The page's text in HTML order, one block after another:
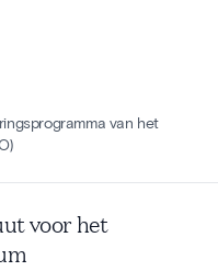
van het
voor het